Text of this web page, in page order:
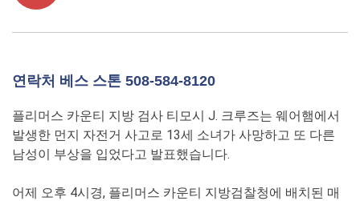
연락처 베스 스톤 508-584-8120
플리머스 카운티 지방 검사 티모시 J. 크루즈는 웨어햄에서
발생한 먼지 자전거 사고로 13세 소녀가 사망하고 또 다른
남성이 부상을 입었다고 발표했습니다.
어제 오후 4시경, 플리머스 카운티 지방검찰청에 배치된 매